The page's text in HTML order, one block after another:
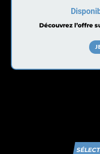
Découvrez l’offre